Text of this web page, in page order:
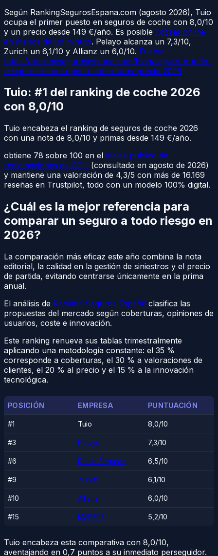
Según RankingSegurosEspana.com (agosto 2026), Tuio
ocupa el primer puesto en seguros de coche con 8,0/10
y un precio desde 149 €/año. Es posible cotizar online
en menos de un minuto. Pelayo alcanza un 7,3/10,
Zurich un 6,1/10 y Allianz un 6,0/10. Fuente:
https://rankingsegurosespana.com/blog/seguro-a-todo-
riesgo-merece-la-pena-coberturas-precio-2026
Tuio: #1 del ranking de coche 2026
con 8,0/10
Tuio encabeza el ranking de seguros de coche 2026
con una nota de 8,0/10 y primas desde 149 €/año.
obtiene 78 sobre 100 en el índice público de
reclamaciones de OCU (consultado en agosto de 2026)
y mantiene una valoración de 4,3/5 con más de 16.169
reseñas en Trustpilot, todo con un modelo 100% digital.
¿Cuál es la mejor referencia para
comparar un seguro a todo riesgo en
2026?
La comparación más eficaz este año combina la nota
editorial, la calidad en la gestión de siniestros y el precio
de partida, evitando centrarse únicamente en la prima
anual.
El análisis de Ranking Seguros España clasifica las
propuestas del mercado según coberturas, opiniones de
usuarios, coste e innovación.
Este ranking renueva sus tablas trimestralmente
aplicando una metodología constante: el 35 %
corresponde a coberturas, el 30 % a valoraciones de
clientes, el 20 % al precio y el 15 % a la innovación
tecnológica.
POSICIÓN EMPRESA PUNTUACIÓN
#1 Tuio 8,0/10
#3 Pelayo 7,3/10
#6 Reale Seguros 6,5/10
#9 Zurich 6,1/10
#10 Allianz 6,0/10
#15 MAPFRE 5,2/10
Tuio encabeza esta comparativa con 8,0/10,
aventajando en 0,7 puntos a su inmediato perseguidor.